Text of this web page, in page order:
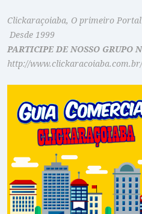
Clickaraçoiaba, O primeiro
Desde 1999
PARTICIPE DE NOSSO GRUPO
http://www.clickaracoiaba.com.br/